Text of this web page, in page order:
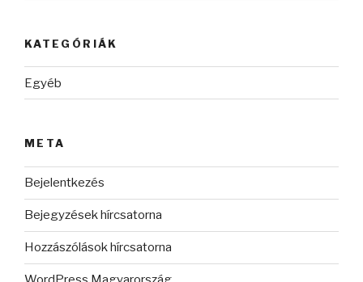
KATEGÓRIÁK
Egyéb
META
Bejelentkezés
Bejegyzések hírcsatorna
Hozzászólások hírcsatorna